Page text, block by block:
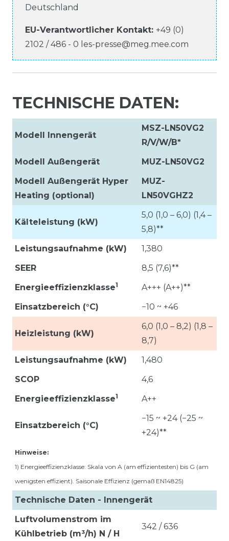
Deutschland
EU-Verantwortlicher Kontakt: +49 (0)
2102 / 486 - 0 les-presse@meg.mee.com
TECHNISCHE DATEN:
Modell Innengerät
MSZ-LN50VG2
R/V/W/B*
Modell Außengerät
MUZ-LN50VG2
Modell Außengerät Hyper
Heating (optional)
MUZ-
LN50VGHZ2
Kälteleistung (kW)
5,0 (1,0 – 6,0) (1,4 –
5,8)**
Leistungsaufnahme (kW)
1,380
SEER
8,5 (7,6)**
Energieeffizienzklasse1
A+++ (A++)**
Einsatzbereich (°C)
−10 ~ +46
Heizleistung (kW)
6,0 (1,0 – 8,2) (1,8 –
8,7)
Leistungsaufnahme (kW)
1,480
SCOP
4,6
Energieeffizienzklasse1 A++
Einsatzbereich (°C)
−15 ~ +24 (−25 ~
+24)**
Hinweise:
1) Energieeffizienzklasse: Skala von A (am effizientesten) bis G (am
wenigsten effizient). Saisonale Effizienz (gemaß EN14825)
Technische Daten - Innengerät
Luftvolumenstrom im
Kühlbetrieb (m³/h) N / H
342 / 636